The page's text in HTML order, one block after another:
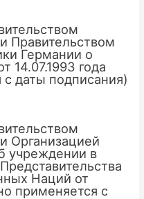
Правительством
Германии о
14.07.1993 года
даты подписания)
Организацией
учреждении в
Наций от
применяется с